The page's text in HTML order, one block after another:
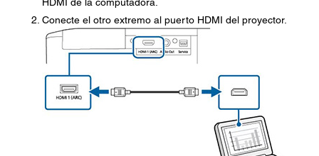
Conecte el otro extremo al puerto HDMI del proyector.